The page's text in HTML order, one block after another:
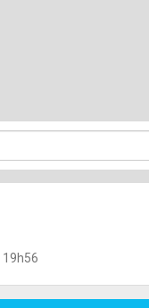
19h56